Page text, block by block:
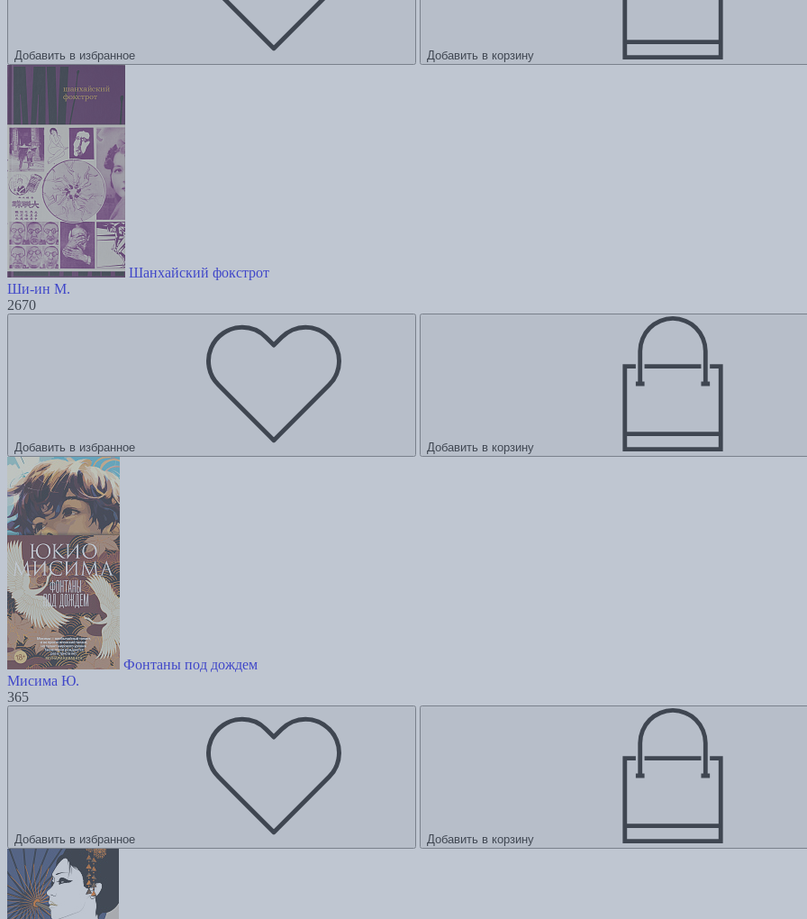
Добавить в избранное Добавить в корзину
Шанхайский фокстрот
Ши-ин М.
2670
Добавить в избранное Добавить в корзину
Фонтаны под дождем
Мисима Ю.
365
Добавить в избранное Добавить в корзину